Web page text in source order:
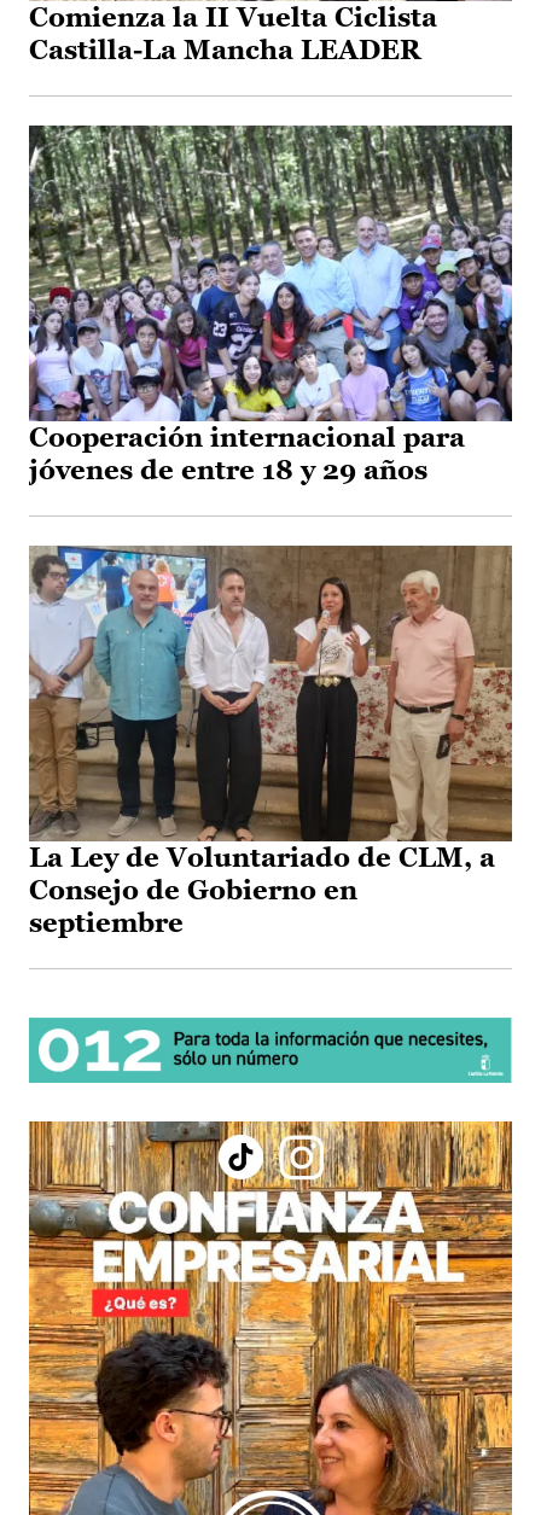
Comienza la II Vuelta Ciclista
Castilla-La Mancha LEADER
Cooperación internacional para
jóvenes de entre 18 y 29 años
La Ley de Voluntariado de CLM, a
Consejo de Gobierno en
septiembre